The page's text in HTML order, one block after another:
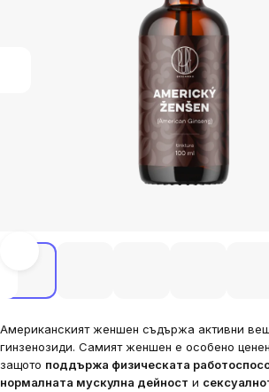
Американският женшен съдържа активни
гинзенозиди. Самият женшен е особено
защото поддържа физическата
нормалната мускулна дейност и